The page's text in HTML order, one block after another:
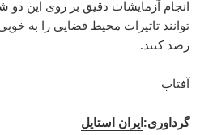
انجام آزمایشات دقیق بر روی این
توانند تاثیرات محیط فضایی را به
رصد کنند.
آفتاب
گرداوری:ایران استایل